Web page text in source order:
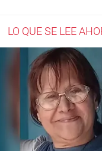
LO QUE SE LEE